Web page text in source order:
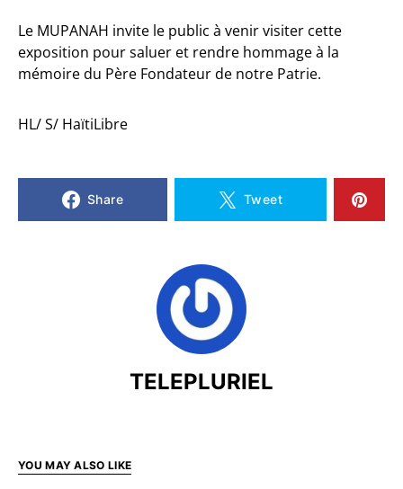
Le MUPANAH invite le public à venir visiter cette
exposition pour saluer et rendre hommage à la
mémoire du Père Fondateur de notre Patrie.
HL/ S/ HaïtiLibre
Share Tweet
TELEPLURIEL
YOU MAY ALSO LIKE